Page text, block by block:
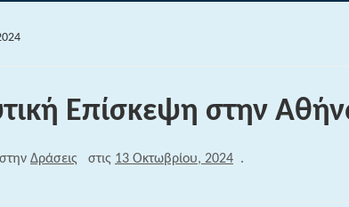
Επίσκεψη στην
στην Δράσεις στις 13 Οκτωβρίου, 2024 .